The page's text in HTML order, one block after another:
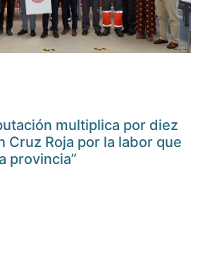
multiplica por diez
Cruz Roja por la labor que
provincia”